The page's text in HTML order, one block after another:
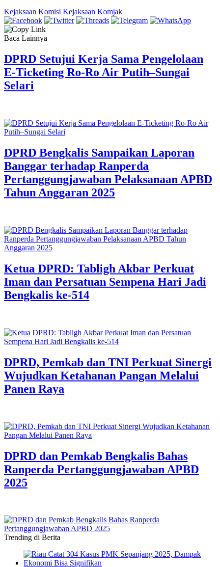
Kejaksaan Komisi Kejaksaan Komjak
Baca Lainnya
DPRD Setujui Kerja Sama Pengelolaan
E-Ticketing Ro-Ro Air Putih–Sungai
Selari
DPRD Bengkalis Sampaikan Laporan
Banggar terhadap Ranperda
Pertanggungjawaban Pelaksanaan APBD
Tahun Anggaran 2025
Ketua DPRD: Tabligh Akbar Perkuat
Iman dan Persatuan Sempena Hari Jadi
Bengkalis ke-514
DPRD, Pemkab dan TNI Perkuat Sinergi
Wujudkan Ketahanan Pangan Melalui
Panen Raya
DPRD dan Pemkab Bengkalis Bahas
Ranperda Pertanggungjawaban APBD
2025
Trending di Berita